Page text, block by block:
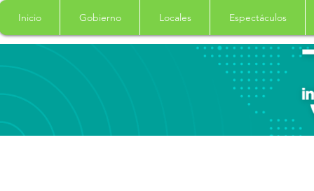
Inicio Gobierno Locales Espectáculos